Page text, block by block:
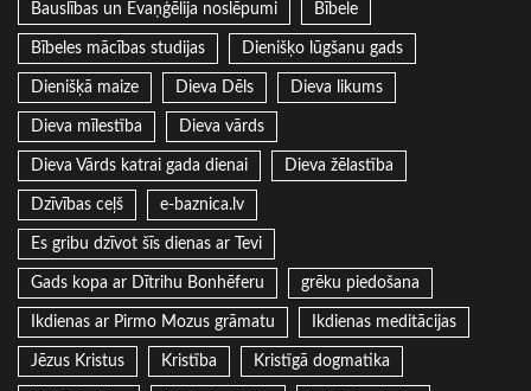
Bauslības un Evaņģēlija noslēpumi Bībele
Bībeles mācības studijas Dienišķo lūgšanu gads
Dienišķā maize Dieva Dēls Dieva likums
Dieva mīlestība Dieva vārds
Dieva Vārds katrai gada dienai Dieva žēlastība
Dzīvības ceļš e-baznica.lv
Es gribu dzīvot šīs dienas ar Tevi
Gads kopa ar Dītrihu Bonhēferu grēku piedošana
Ikdienas ar Pirmo Mozus grāmatu Ikdienas meditācijas
Jēzus Kristus Kristība Kristīgā dogmatika